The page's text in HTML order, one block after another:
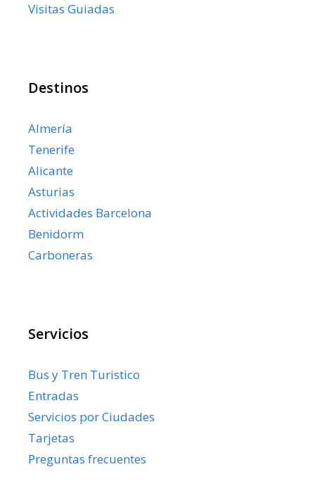
Visitas Guiadas
Destinos
Almería
Tenerife
Alicante
Asturias
Actividades Barcelona
Benidorm
Carboneras
Servicios
Bus y Tren Turistico
Entradas
Servicios por Ciudades
Tarjetas
Preguntas frecuentes